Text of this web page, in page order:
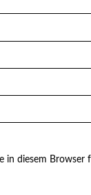
in diesem